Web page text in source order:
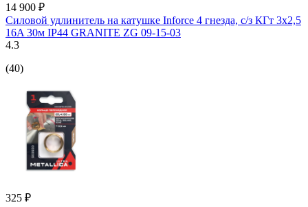
14 900 ₽
Силовой удлинитель на катушке Inforce 4 гнезда, с/з КГт 3х2,5
16A 30м IP44 GRANITE ZG 09-15-03
4.3
(40)
325 ₽